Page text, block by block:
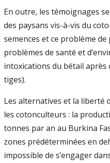
En outre, les témoignages
des paysans vis-à-vis du
semences et ce problème
problèmes de santé et
intoxications du bétail
tiges).
Les alternatives et la liberté
les cotonculteurs : la
tonnes par an au Burkina
zones prédéterminées en
impossible de s’engager